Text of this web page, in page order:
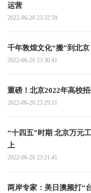
运营
2022-06-20 23:32:59
2022-06-20 23:30:41
重磅！北京2022年高校
2022-06-20 23:29:11
“十四五”时期 北京万元工业增加值能耗要比2020年下降12%以
上
2022-06-20 23:21:41
两岸专家：美日澳频打“